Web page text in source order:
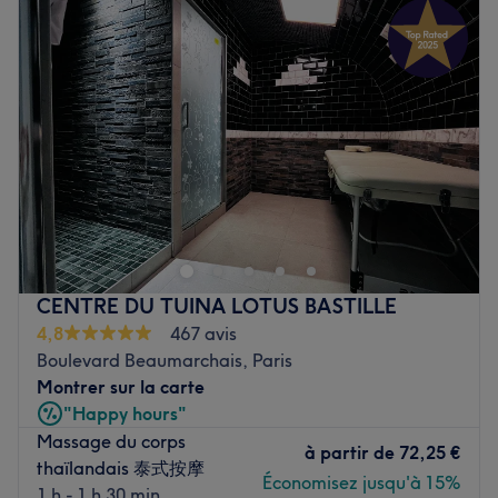
Le petit plus : un sauna et une salle de relaxation sont à
votre disposition pour prolonger les bienfaits de votre
soin.
Voir le salon
Mercredi
10:00 –21:00
Jeudi
–21:00
Vendredi
10:00
21:00
Samedi
11:00 –21:00
Dimanche
11:00–21:00
Bienvenue chez SARAYUTH - LEMASSAGETHAI & SPA 11,
un centre de bien-être situé dans le 11ᵉ arrondissement
de Paris, non loin de la Place de Vosges. Poussez les
portes d'un lieu où détente et relaxation riment avec
bien-être et profitez de soins relaxants le temps d'un
instant. C'est le moment idéal pour lâcher prise et se
reconnecter avec soi-même.
Transport public le plus proche :
La station de métro Chemin Vert (ligne 8) se trouve à
deux pas du salon.
L'équipe :
CENTRE DU TUINA LOTUS BASTILLE
4,8
467 avis
Boulevard Beaumarchais, Paris
Montrer sur la carte
"Happy hours"
Massage du corps
thaïlandais 泰式按摩
à partir de 72,25 €
Économisez jusqu'à 15%